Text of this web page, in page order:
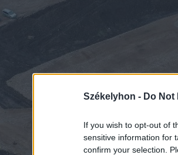
Székelyhon - Do
If you wish to opt-out of
sensitive information for
confirm your selection.